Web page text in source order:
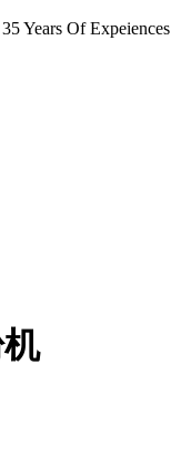
Years Of Expeiences